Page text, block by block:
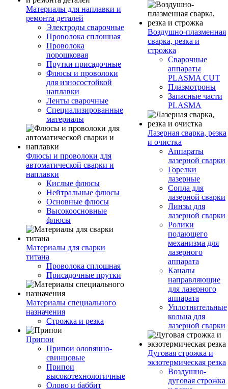
Материалы для наплавки и
ремонта деталей
Электроды сварочные
Проволока сплошная
Проволока
порошковая
Прутки присадочные
Флюсы и проволоки
для износостойкой
наплавки
Ленты сварочные
Специализированные
материалы
Флюсы и проволоки для
автоматической сварки и
наплавки
Кислые флюсы
Нейтральные флюсы
Основные флюсы
Высокоосновные
флюсы
Материалы для сварки
титана
Проволока сплошная
Присадочные прутки
Материалы специального
назначения
Строжка и резка
Припои
Припои оловянно-
свинцовые
Припои
высокотехнологичные
Олово и баббит
Воздушно-плазменная
сварка, резка и
строжка
Сварочные
аппараты
PLASMA CUT
Плазмотроны
Запасные части
PLASMA
Лазерная сварка, резка
и очистка
Аппараты
лазерной сварки
Горелки
лазерные
Сопла для
лазерной сварки
Линзы для
лазерной сварки
Ролики
подающего
механизма для
лазерного
аппарата
Каналы
направляющие
для лазерного
аппарата
Уплотнительные
кольца для
лазерной сварки
Дуговая строжка и
экзотермическая резка
Воздушно-
дуговая строжка